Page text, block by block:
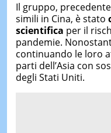
Il gruppo,
simili in Cina, è stato
scientifica per il
pandemie.
continuando le loro
parti dell’Asia con
degli Stati Uniti.